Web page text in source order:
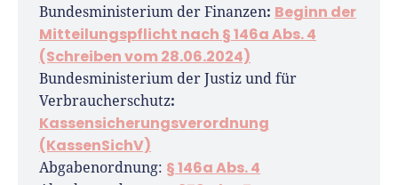
Bundesministerium der Finanzen: Beginn der
Mitteilungspflicht nach § 146a Abs. 4
(Schreiben vom 28.06.2024)
Bundesministerium der Justiz und für
Verbraucherschutz:
Kassensicherungsverordnung
(KassenSichV)
Abgabenordnung: § 146a Abs. 4